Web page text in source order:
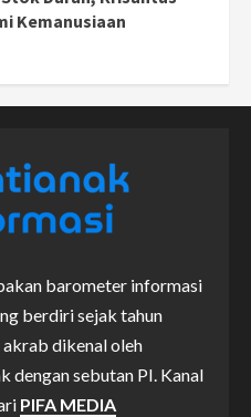
Kemanusiaan
barometer informasi
berdiri sejak tahun
dikenal oleh
dengan sebutan PI. Kanal
PIFA MEDIA